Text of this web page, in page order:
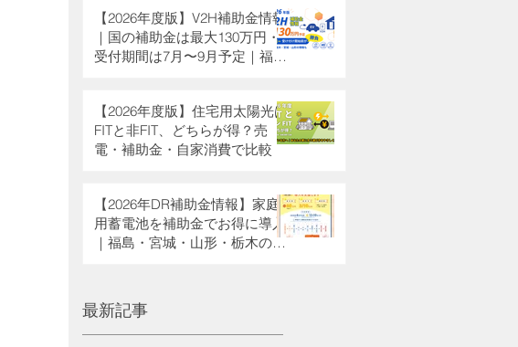
【2026年度版】V2H補助金情報
｜国の補助金は最大130万円・
受付期間は7月〜9月予定｜福島
【2026年度版】住宅用太陽光は
FITと非FIT、どちらが得？売
電・補助金・自家消費で比較
【2026年DR補助金情報】家庭
用蓄電池を補助金でお得に導入
｜福島・宮城・山形・栃木の方
最新記事